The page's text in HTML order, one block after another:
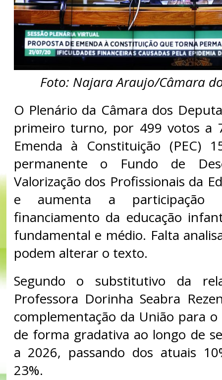
Foto: Najara Araujo/Câmara
O Plenário da Câmara dos
primeiro turno, por 499 votos a
Emenda à Constituição (PEC)
permanente o Fundo de
Valorização dos Profissionais da
e aumenta a
financiamento da educação
fundamental e médio. Falta
podem alterar o texto.
Segundo o substitutivo da
Professora Dorinha Seabra
complementação da União para o
de forma gradativa ao longo de
a 2026, passando dos atuais
23%.